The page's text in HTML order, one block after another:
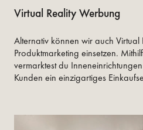
Virtual Reality Werbung
Alternativ können wir auch Virtual
Produktmarketing einsetzen.
vermarktest du
Kunden ein einzigartiges